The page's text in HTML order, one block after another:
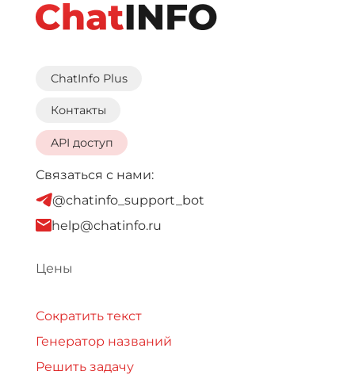
ChatInfo Plus
Контакты
API доступ
Связаться с нами:
@chatinfo_support_bot
help@chatinfo.ru
Цены
Сократить текст
Генератор названий
Решить задачу